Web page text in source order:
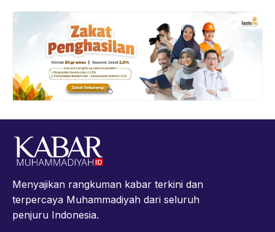
Menyajikan rangkuman kabar terkini dan
terpercaya Muhammadiyah dari seluruh
penjuru Indonesia.